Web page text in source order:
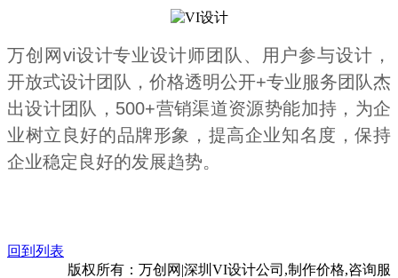
万创网vi设计专业设计师团队、用户参与设计，
开放式设计团队，价格透明公开+专业服务团队杰
出设计团队，500+营销渠道资源势能加持，为企
业树立良好的品牌形象，提高企业知名度，保持
企业稳定良好的发展趋势。
回到列表
版权所有：万创网|深圳VI设计公司,制作价格,咨询服